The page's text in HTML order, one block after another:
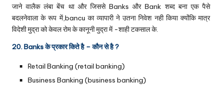
जाने वालैक लंबा बेंच था और जिससे Banks और Bank शब्द बना एक पैसे
बदलनेवाला के रूप में,bancu का व्यापारी ने उतना निवेश नही किया क्योंकि मात्र
विदेशी मुद्रा को केवल रोम के कानूनी मुद्रा में -शाही टकसाल के.
20. Banks के प्रकार किते है – कौन से है ?
Retail Banking (retail banking)
Business Banking (business banking)